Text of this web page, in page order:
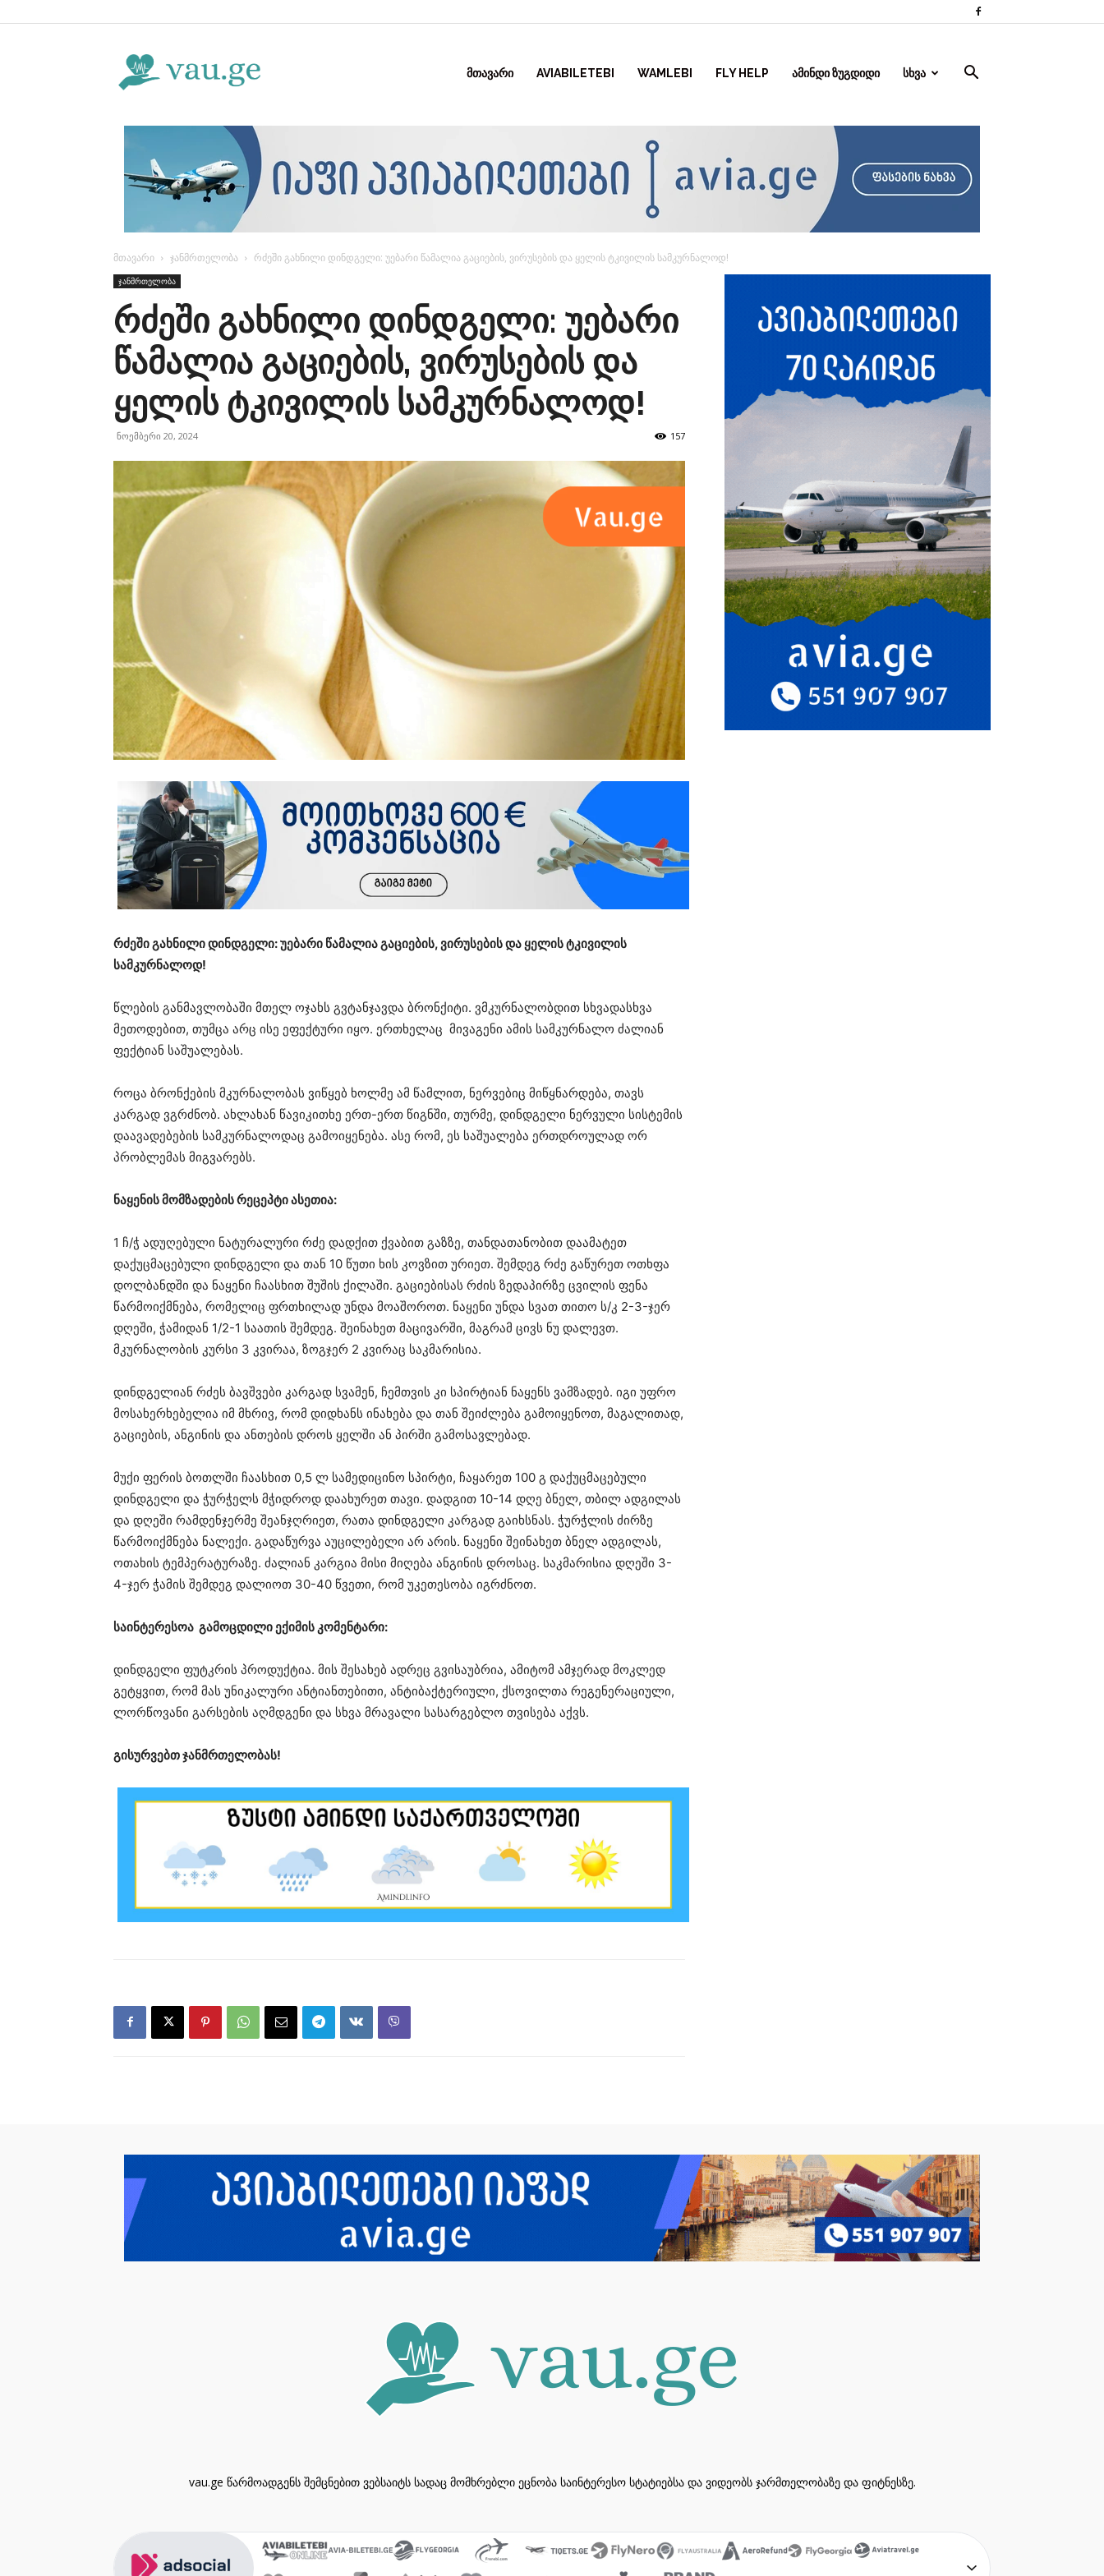
ᲛᲗᲐᲕᲐᲠᲘ AVIABILETEBI WAMLEBI FLY HELP ᲐᲛᲘᲜᲓᲘ ᲖᲣᲒᲓᲘᲓᲘ ᲡᲮᲕᲐ
მთავარი ჯანმრთელობა რძეში გახნილი დინდგელი: უებარი წამალია გაციების, ვირუსების და ყელის ტკივილის სამკურნალოდ!
ჯანმრთელობა
რძეში გახნილი დინდგელი: უებარი
წამალია გაციების, ვირუსების და
ყელის ტკივილის სამკურნალოდ!
ნოემბერი 20, 2024 157
რძეში გახნილი დინდგელი: უებარი წამალია გაციების, ვირუსების და ყელის ტკივილის
სამკურნალოდ!
წლების განმავლობაში მთელ ოჯახს გვტანჯავდა ბრონქიტი. ვმკურნალობდით სხვადასხვა
მეთოდებით, თუმცა არც ისე ეფექტური იყო. ერთხელაც მივაგენი ამის სამკურნალო ძალიან
ფექტიან საშუალებას.
როცა ბრონქების მკურნალობას ვიწყებ ხოლმე ამ წამლით, ნერვებიც მიწყნარდება, თავს
კარგად ვგრძნობ. ახლახან წავიკითხე ერთ-ერთ წიგნში, თურმე, დინდგელი ნერვული სისტემის
დაავადებების სამკურნალოდაც გამოიყენება. ასე რომ, ეს საშუალება ერთდროულად ორ
პრობლემას მიგვარებს.
ნაყენის მომზადების რეცეპტი ასეთია:
1 ჩ/ჭ ადუღებული ნატურალური რძე დადქით ქვაბით გაზზე, თანდათანობით დაამატეთ
დაქუცმაცებული დინდგელი და თან 10 წუთი ხის კოვზით ურიეთ. შემდეგ რძე გაწურეთ ოთხფა
დოლბანდში და ნაყენი ჩაასხით შუშის ქილაში. გაციებისას რძის ზედაპირზე ცვილის ფენა
წარმოიქმნება, რომელიც ფრთხილად უნდა მოაშოროთ. ნაყენი უნდა სვათ თითო ს/კ 2-3-ჯერ
დღეში, ჭამიდან 1/2-1 საათის შემდეგ. შეინახეთ მაცივარში, მაგრამ ცივს ნუ დალევთ.
მკურნალობის კურსი 3 კვირაა, ზოგჯერ 2 კვირაც საკმარისია.
დინდგელიან რძეს ბავშვები კარგად სვამენ, ჩემთვის კი სპირტიან ნაყენს ვამზადებ. იგი უფრო
მოსახერხებელია იმ მხრივ, რომ დიდხანს ინახება და თან შეიძლება გამოიყენოთ, მაგალითად,
გაციების, ანგინის და ანთების დროს ყელში ან პირში გამოსავლებად.
მუქი ფერის ბოთლში ჩაასხით 0,5 ლ სამედიცინო სპირტი, ჩაყარეთ 100 გ დაქუცმაცებული
დინდგელი და ჭურჭელს მჭიდროდ დაახურეთ თავი. დადგით 10-14 დღე ბნელ, თბილ ადგილას
და დღეში რამდენჯერმე შეანჯღრიეთ, რათა დინდგელი კარგად გაიხსნას. ჭურჭლის ძირზე
წარმოიქმნება ნალექი. გადაწურვა აუცილებელი არ არის. ნაყენი შეინახეთ ბნელ ადგილას,
ოთახის ტემპერატურაზე. ძალიან კარგია მისი მიღება ანგინის დროსაც. საკმარისია დღეში 3-
4-ჯერ ჭამის შემდეგ დალიოთ 30-40 წვეთი, რომ უკეთესობა იგრძნოთ.
საინტერესოა გამოცდილი ექიმის კომენტარი:
დინდგელი ფუტკრის პროდუქტია. მის შესახებ ადრეც გვისაუბრია, ამიტომ ამჯერად მოკლედ
გეტყვით, რომ მას უნიკალური ანტიანთებითი, ანტიბაქტერიული, ქსოვილთა რეგენერაციული,
ლორწოვანი გარსების აღმდგენი და სხვა მრავალი სასარგებლო თვისება აქვს.
გისურვებთ ჯანმრთელობას!
vau.ge წარმოადგენს შემცნებით ვებსაიტს სადაც მომხრებლი ეცნობა საინტერესო სტატიებსა და ვიდეობს ჯარმთელობაზე და ფიტნესზე.